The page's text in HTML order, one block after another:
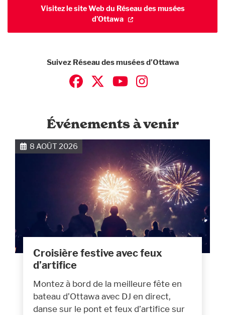
Visitez le site Web du Réseau des musées
d’Ottawa
Suivez Réseau des musées d’Ottawa
Événements à venir
8 AOÛT 2026
Croisière festive avec feux
d’artifice
Montez à bord de la meilleure fête en
bateau d’Ottawa avec DJ en direct,
danse sur le pont et feux d’artifice sur